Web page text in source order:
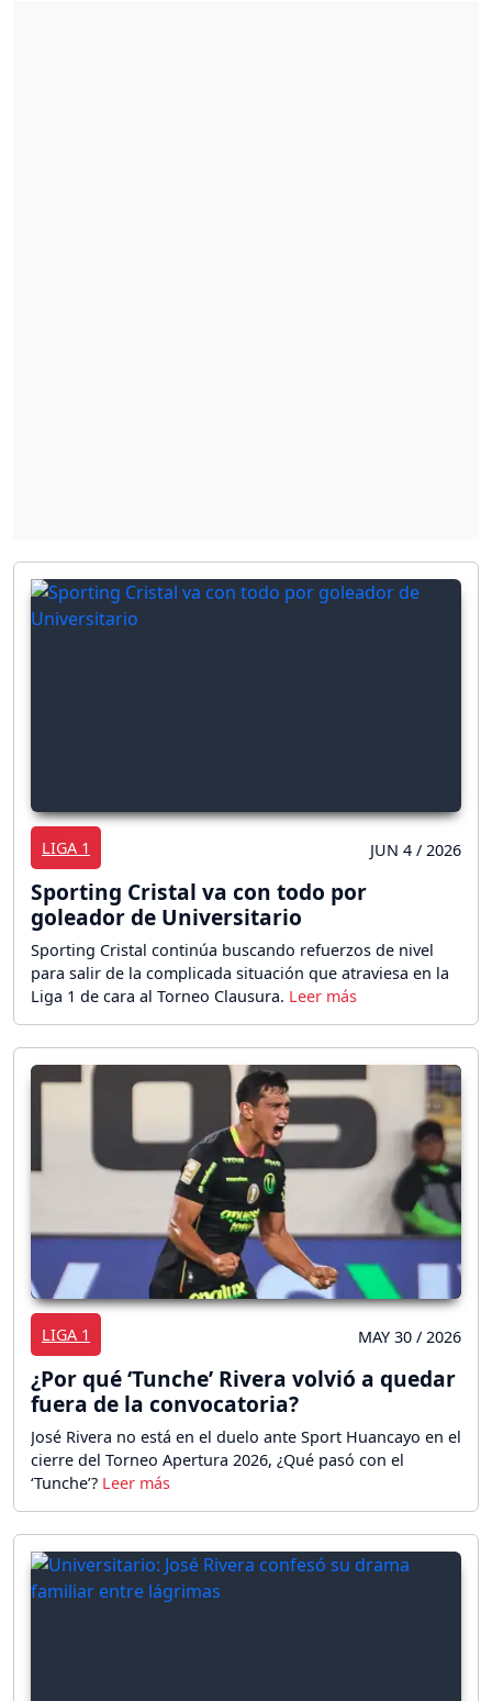
LIGA 1 JUN 4 / 2026
Sporting Cristal va con todo por
goleador de Universitario
Sporting Cristal continúa buscando refuerzos de nivel
para salir de la complicada situación que atraviesa en la
Liga 1 de cara al Torneo Clausura.
LIGA 1 MAY 30 / 2026
¿Por qué ‘Tunche’ Rivera volvió a quedar
fuera de la convocatoria?
José Rivera no está en el duelo ante Sport Huancayo en el
cierre del Torneo Apertura 2026, ¿Qué pasó con el
‘Tunche’?